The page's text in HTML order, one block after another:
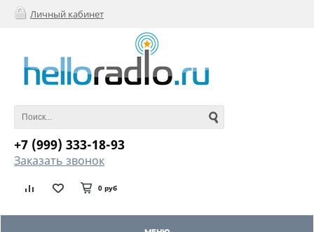
Личный кабинет
+7 (999) 333-18-93
Заказать звонок
0 руб